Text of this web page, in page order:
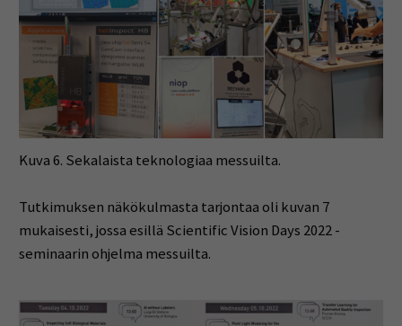
Kuva 6. Sekalaista teknologiaa messuilta.
Tutkimuksen näkökulmasta tarjontaa oli kuvan 7
mukaisesti, jossa esillä Scientific Vision Days 2022 -
seminaarin ohjelma messuilta.